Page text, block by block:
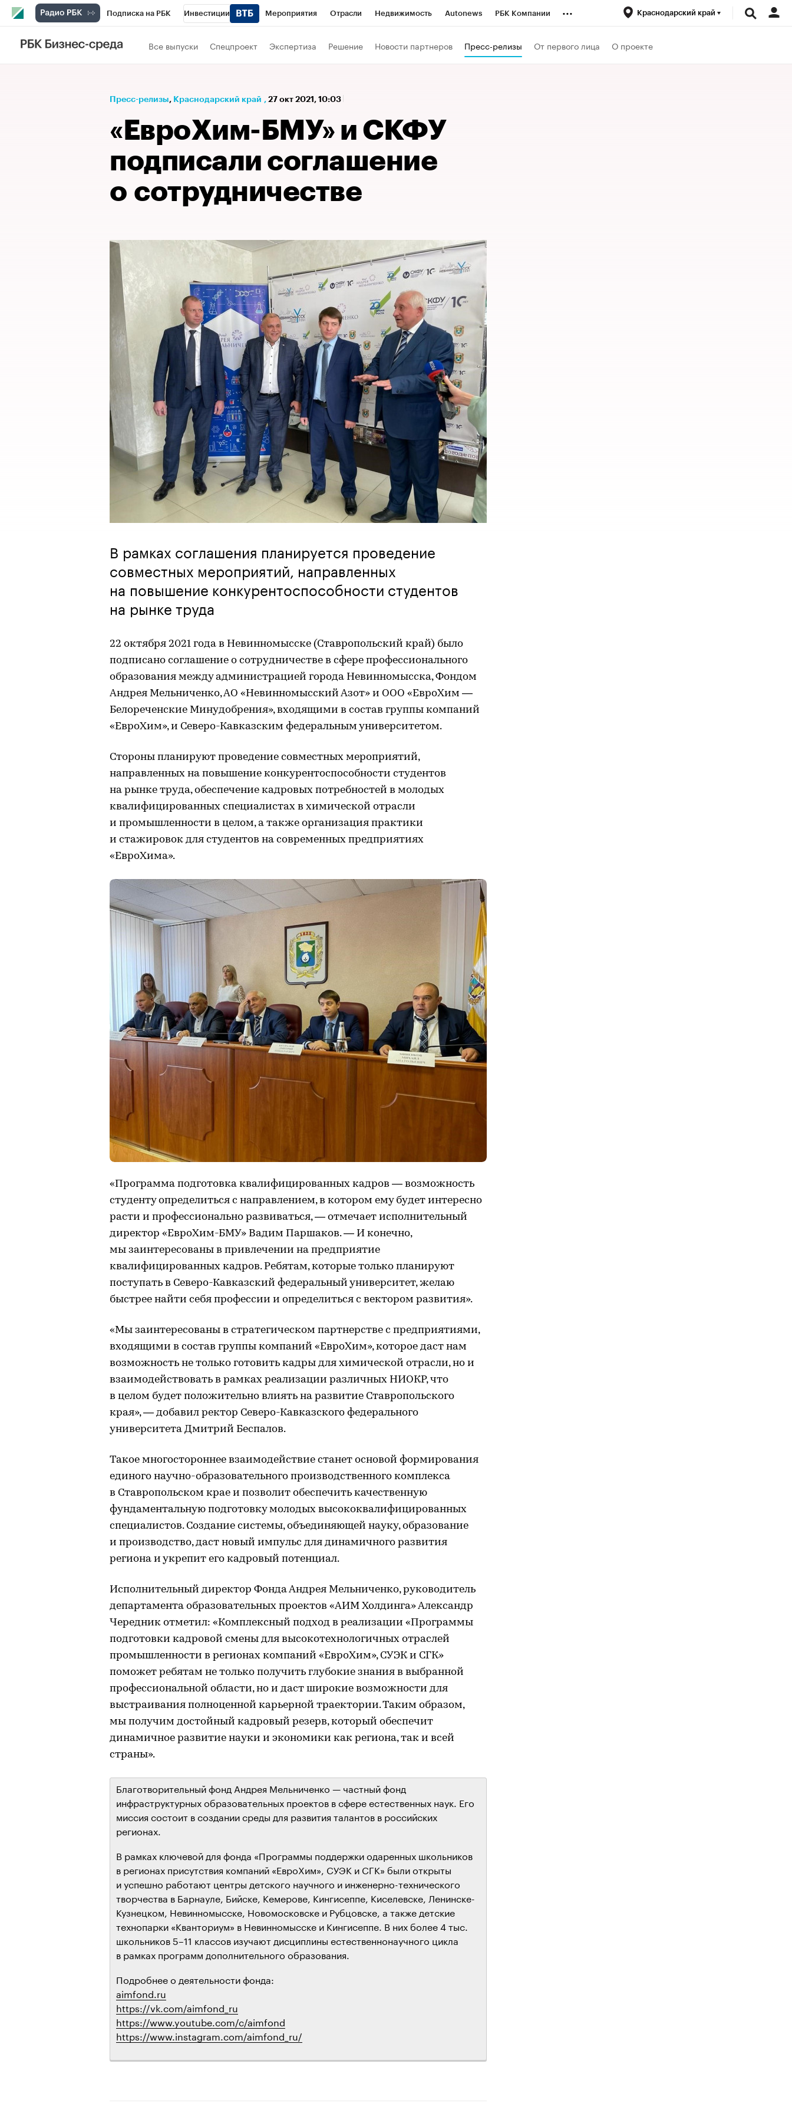
Подписка на РБК Инвестиции Мероприятия Отрасли Недвижимость Autonews РБК Компании
Телеканал
Спецпроекты Проверка контрагентов Политика Бизнес Технологии и медиа
Рынок наличной валюты
... Краснодарский край
Все выпуски Спецпроект Экспертиза Решение Новости партнеров Пресс-релизы От первого лица О проекте
Пресс-релизы⁠, Краснодарский край , 27 окт 2021, 10:03
«ЕвроХим-БМУ» и СКФУ
подписали соглашение
о сотрудничестве
В рамках соглашения планируется проведение
совместных мероприятий, направленных
на повышение конкурентоспособности студентов
на рынке труда
22 октября 2021 года в Невинномысске (Ставропольский край) было
подписано соглашение о сотрудничестве в сфере профессионального
образования между администрацией города Невинномысска, Фондом
Андрея Мельниченко, АО «Невинномысский Азот» и ООО «ЕвроХим —
Белореченские Минудобрения», входящими в состав группы компаний
«ЕвроХим», и Северо-Кавказским федеральным университетом.
Стороны планируют проведение совместных мероприятий,
направленных на повышение конкурентоспособности студентов
на рынке труда, обеспечение кадровых потребностей в молодых
квалифицированных специалистах в химической отрасли
и промышленности в целом, а также организация практики
и стажировок для студентов на современных предприятиях
«ЕвроХима».
«Программа подготовка квалифицированных кадров — возможность
студенту определиться с направлением, в котором ему будет интересно
расти и профессионально развиваться, — отмечает исполнительный
директор «ЕвроХим-БМУ» Вадим Паршаков. — И конечно,
мы заинтересованы в привлечении на предприятие
квалифицированных кадров. Ребятам, которые только планируют
поступать в Северо-Кавказский федеральный университет, желаю
быстрее найти себя профессии и определиться с вектором развития».
«Мы заинтересованы в стратегическом партнерстве с предприятиями,
входящими в состав группы компаний «ЕвроХим», которое даст нам
возможность не только готовить кадры для химической отрасли, но и
взаимодействовать в рамках реализации различных НИОКР, что
в целом будет положительно влиять на развитие Ставропольского
края», — добавил ректор Северо-Кавказского федерального
университета Дмитрий Беспалов.
Такое многостороннее взаимодействие станет основой формирования
единого научно-образовательного производственного комплекса
в Ставропольском крае и позволит обеспечить качественную
фундаментальную подготовку молодых высококвалифицированных
специалистов. Создание системы, объединяющей науку, образование
и производство, даст новый импульс для динамичного развития
региона и укрепит его кадровый потенциал.
Исполнительный директор Фонда Андрея Мельниченко, руководитель
департамента образовательных проектов «АИМ Холдинга» Александр
Чередник отметил: «Комплексный подход в реализации «Программы
подготовки кадровой смены для высокотехнологичных отраслей
промышленности в регионах компаний «ЕвроХим», СУЭК и СГК»
поможет ребятам не только получить глубокие знания в выбранной
профессиональной области, но и даст широкие возможности для
выстраивания полноценной карьерной траектории. Таким образом,
мы получим достойный кадровый резерв, который обеспечит
динамичное развитие науки и экономики как региона, так и всей
страны».
Благотворительный фонд Андрея Мельниченко — частный фонд
инфраструктурных образовательных проектов в сфере естественных наук. Его
миссия состоит в создании среды для развития талантов в российских
регионах.
В рамках ключевой для фонда «Программы поддержки одаренных школьников
в регионах присутствия компаний «ЕвроХим», СУЭК и СГК» были открыты
и успешно работают центры детского научного и инженерно-технического
творчества в Барнауле, Бийске, Кемерове, Кингисеппе, Киселевске, Ленинске-
Кузнецком, Невинномысске, Новомосковске и Рубцовске, а также детские
технопарки «Кванториум» в Невинномысске и Кингисеппе. В них более 4 тыс.
школьников 5–11 классов изучают дисциплины естественнонаучного цикла
в рамках программ дополнительного образования.
Подробнее о деятельности фонда:
aimfond.ru
https://vk.com/aimfond_ru
https://www.youtube.com/c/aimfond
https://www.instagram.com/aimfond_ru/